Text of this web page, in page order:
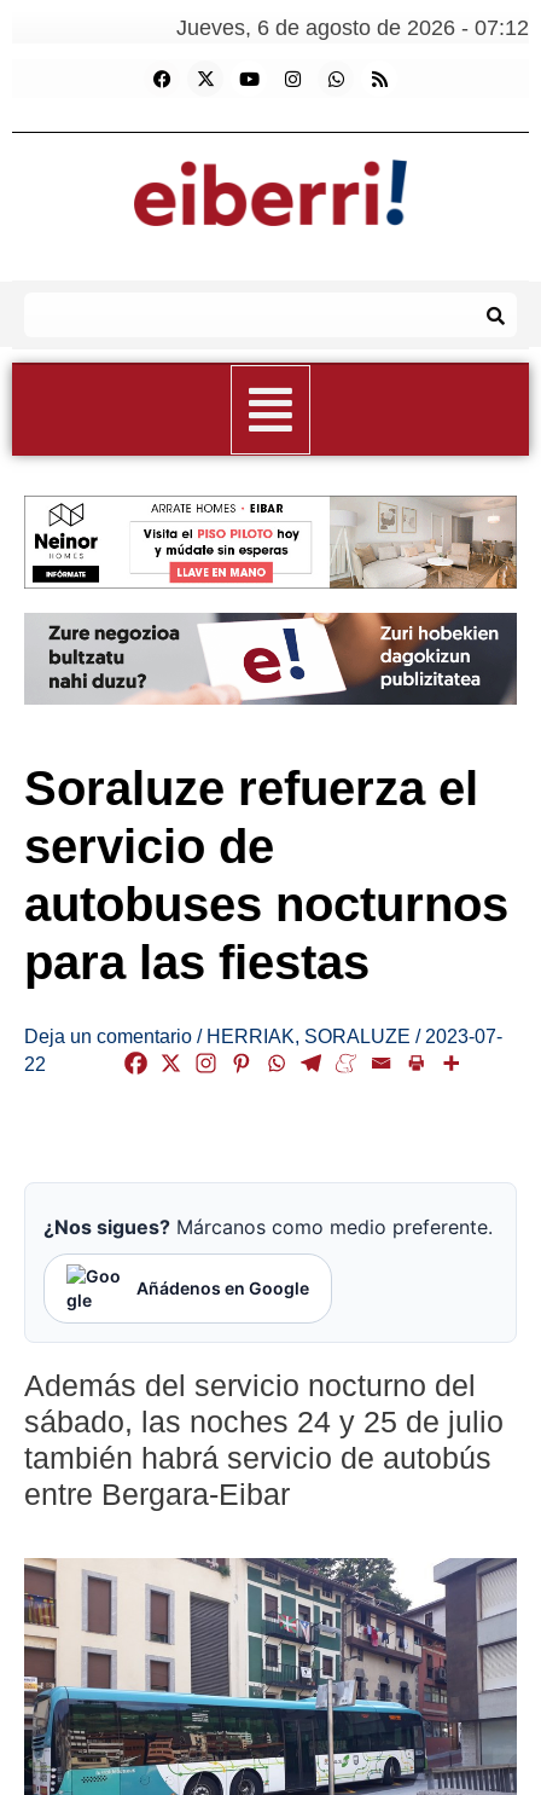
Jueves, 6 de agosto de 2026 - 07:12
Soraluze refuerza el
servicio de
autobuses nocturnos
para las fiestas
Deja un comentario / HERRIAK, SORALUZE / 2023-07-
22
¿Nos sigues? Márcanos como medio preferente.
Añádenos en Google
Además del servicio nocturno del
sábado, las noches 24 y 25 de julio
también habrá servicio de autobús
entre Bergara-Eibar